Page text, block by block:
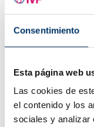
Consentimiento
Esta página web
Las cookies de
el contenido y los
sociales y analizar
FIV avec don